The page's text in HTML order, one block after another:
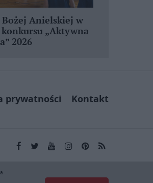
Anielskiej w
„Aktywna
2026
prywatności Kontakt
naruszenie ustaw o